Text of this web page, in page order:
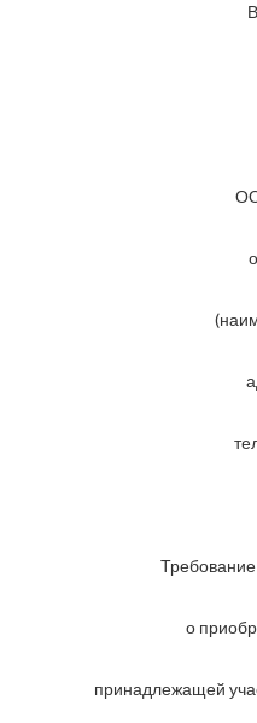
о
принадлежащей